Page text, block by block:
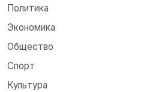
Политика
Экономика
Общество
Спорт
Культура